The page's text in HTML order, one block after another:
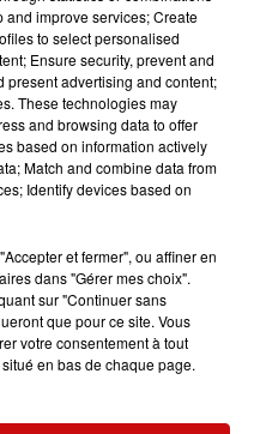
leçon
2 min 36 sec
and improve services; Create
to select personalised
Ensure security, prevent and
present advertising and content;
These technologies may
and browsing data to offer
based on information actively
Match and combine data from
Identify devices based on
et fermer", ou affiner en
dans "Gérer mes choix".
sur "Continuer sans
que pour ce site. Vous
votre consentement à tout
en bas de chaque page.